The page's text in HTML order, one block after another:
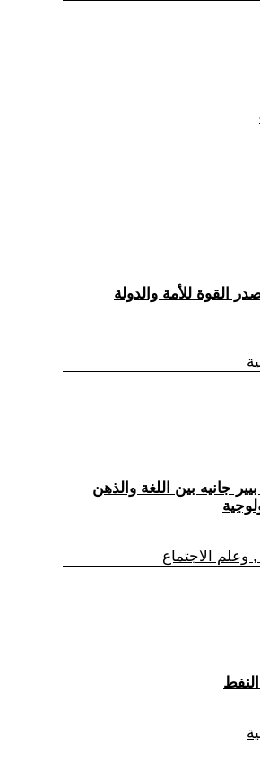
القوة للأمة والدولة
جانيه بين اللغة والذهن
وعلم الاجتماع